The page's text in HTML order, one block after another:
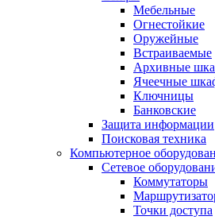
Мебельные
Огнестойкие
Оружейные
Встраиваемые
Архивные
Ячеечные
Ключницы
Банковские
Защита информации
Поисковая техника
Компьютерное
Сетевое
Коммутаторы
Точки доступа